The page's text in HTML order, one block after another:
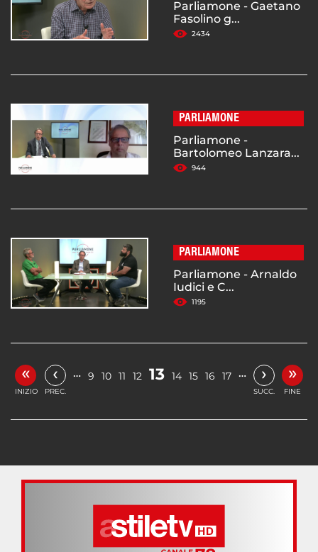
Parliamone - Gaetano
Fasolino g...
2434
PARLIAMONE
Parliamone -
Bartolomeo Lanzara...
944
PARLIAMONE
Parliamone - Arnaldo
Iudici e C...
1195
«
INIZIO
‹
PREC.
… 9 10 11 12 13 14 15 16 17 … ›
SUCC.
»
FINE